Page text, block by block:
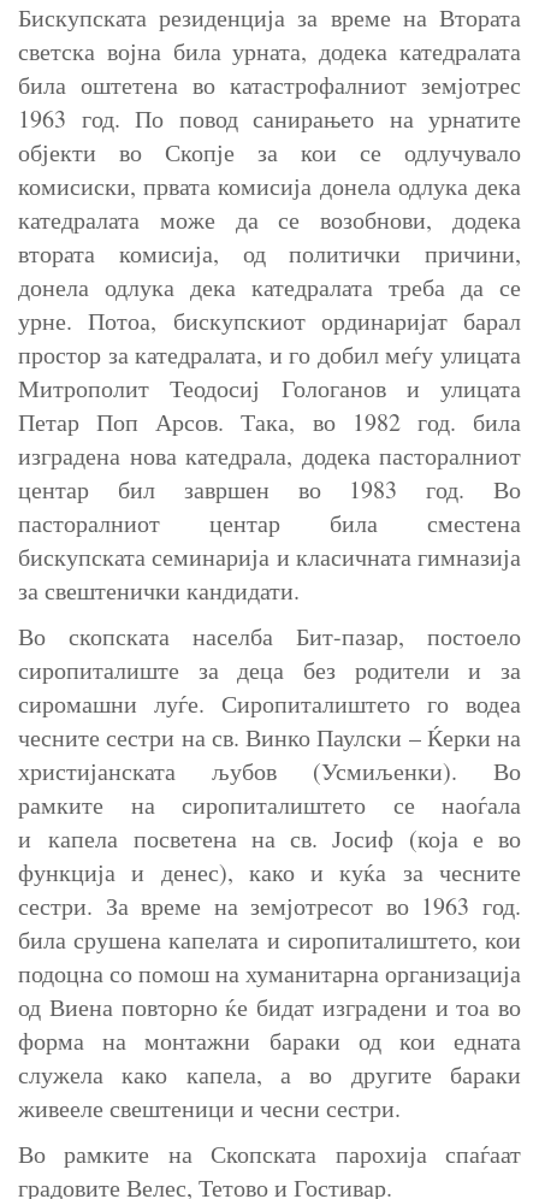
Бискупската резиденција за време на Втората
светска војна била урната, додека катедралата
била оштетена во катастрофалниот земјотрес
1963 год. По повод санирањето на урнатите
објекти во Скопје за кои се одлучувало
комисиски, првата комисија донела одлука дека
катедралата може да се возобнови, додека
втората комисија, од политички причини,
донела одлука дека катедралата треба да се
урне. Потоа, бискупскиот ординаријат барал
простор за катедралата, и го добил меѓу улицата
Митрополит Теодосиј Гологанов и улицата
Петар Поп Арсов. Така, во 1982 год. била
изградена нова катедрала, додека пасторалниот
центар бил завршен во 1983 год. Во
пасторалниот центар била сместена
бискупската семинарија и класичната гимназија
за свештенички кандидати.
Во скопската населба Бит-пазар, постоело
сиропиталиште за деца без родители и за
сиромашни луѓе. Сиропиталиштето го водеа
чесните сестри на св. Винко Паулски – Ќерки на
христијанската љубов (Усмиљенки). Во
рамките на сиропиталиштето се наоѓала
и капела посветена на св. Јосиф (која е во
функција и денес), како и куќа за чесните
сестри. За време на земјотресот во 1963 год.
била срушена капелата и сиропиталиштето, кои
подоцна со помош на хуманитарна организација
од Виена повторно ќе бидат изградени и тоа во
форма на монтажни бараки од кои едната
служела како капела, а во другите бараки
живееле свештеници и чесни сестри.
Во рамките на Скопската парохија спаѓаат
градовите Велес, Тетово и Гостивар.